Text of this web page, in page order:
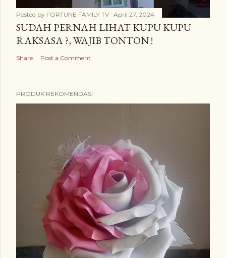
Posted by FORTUNE FAMILY TV April 27, 2024
SUDAH PERNAH LIHAT KUPU KUPU
RAKSASA ?, WAJIB TONTON !
Share Post a Comment
PRODUK REKOMENDASI